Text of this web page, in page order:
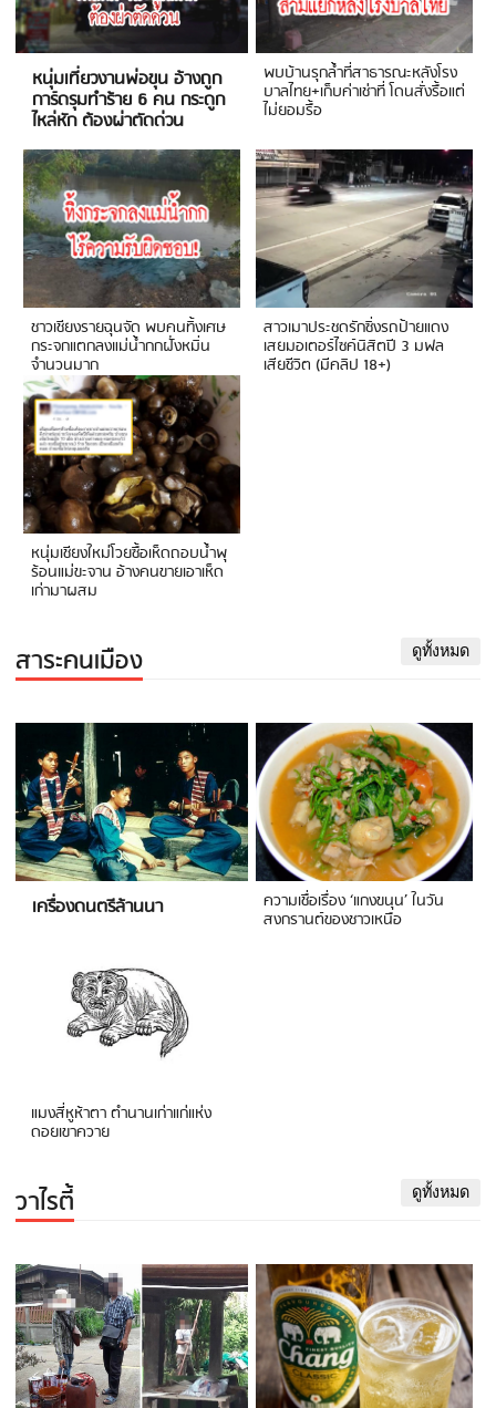
หนุ่มเที่ยวงานพ่อขุน อ้างถูก
การ์ดรุมทำร้าย 6 คน กระดูก
ไหล่หัก ต้องผ่าตัดด่วน
พบบ้านรุกล้ำที่สาธารณะหลังโรง
บาลไทย+เก็บค่าเช่าที่ โดนสั่งรื้อแต่
ไม่ยอมรื้อ
ชาวเชียงรายฉุนจัด พบคนทิ้งเศษ
กระจกแตกลงแม่น้ำกกฝั่งหมิ่น
จำนวนมาก
สาวเมาประชดรักซิ่งรถป้ายแดง
เสยมอเตอร์ไซค์นิสิตปี 3 มฟล
เสียชีวิต (มีคลิป 18+)
หนุ่มเชียงใหม่โวยซื้อเห็ดถอบน้ำพุ
ร้อนแม่ขะจาน อ้างคนขายเอาเห็ด
เก่ามาผสม
สาระคนเมือง ดูทั้งหมด
เครื่องดนตรีล้านนา ความเชื่อเรื่อง ‘แกงขนุน’ ในวัน
สงกรานต์ของชาวเหนือ
แมงสี่หูห้าตา ตำนานเก่าแก่แห่ง
ดอยเขาควาย
วาไรตี้ ดูทั้งหมด